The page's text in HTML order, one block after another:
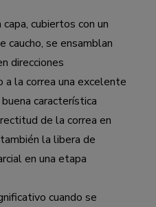
cubiertos con un
caucho, se ensamblan
direcciones
la correa una excelente
característica
de la correa en
la libera de
en una etapa
cuando se